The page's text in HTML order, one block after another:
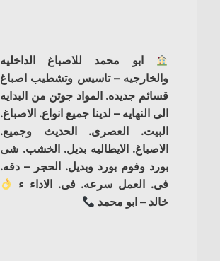
ابو محمد للاصباغ الداخليه
والخارجيه – تاسيس وتشطيب اصباغ
قسائم جديده. المواد جوتن من البدايه
الى النهايه – لدينا جميع انواع. الاصباغ.
البيت. العصرى. الحديث وجميع.
الاصباغ. الايطاليه بديل. الخشب. شى
بورد وفوم بورد وبديل. الحجر – دقه.
فى. العمل سرعه. فى. الاداء ء
خالد – ابو محمد